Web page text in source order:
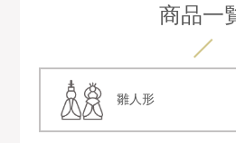
商品一
雛人形